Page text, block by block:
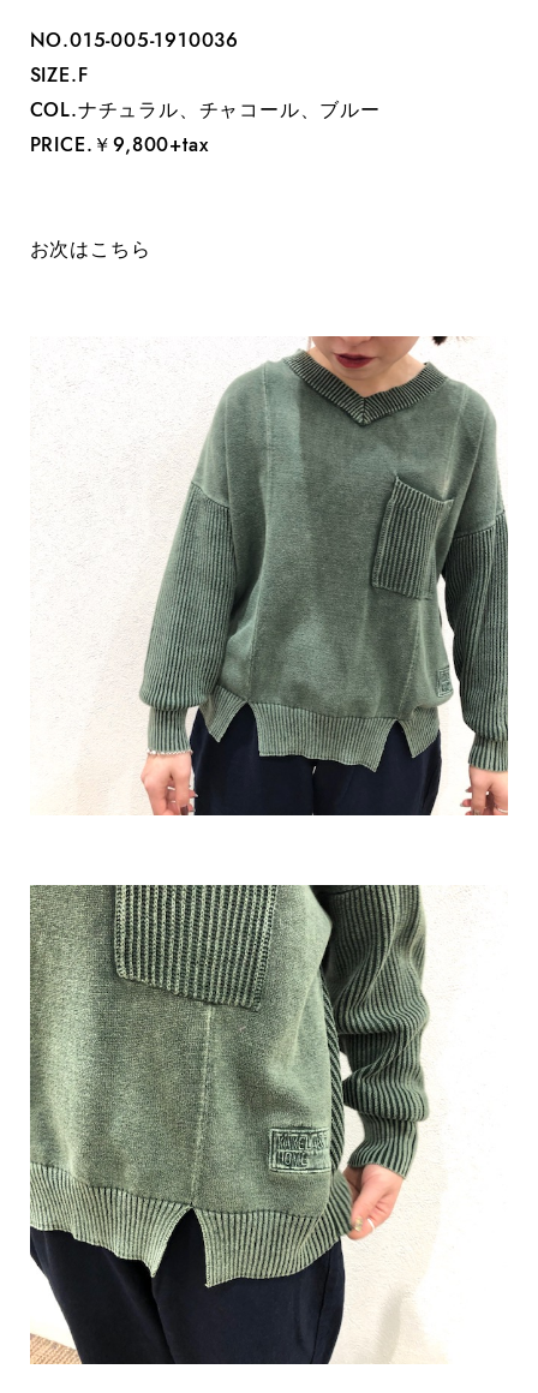
NO.‭015-005-1910036
SIZE.F
COL.ナチュラル、チャコール、ブルー
PRICE.￥9,800+tax
お次はこちら